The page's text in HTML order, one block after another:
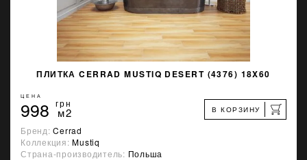
ПЛИТКА CERRAD MUSTIQ DESERT (4376) 18X60
ЦЕНА
998 грн
м2 В КОРЗИНУ
Бренд:Cerrad
Коллекция:Mustiq
Страна-производитель: Польша